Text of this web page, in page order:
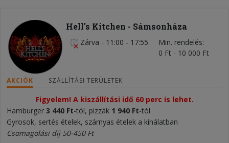
Hell's Kitchen - Sámsonháza
Zárva - 11:00 - 17:55
Min. rendelés
0 Ft - 10 000 Ft
AKCIÓK SZÁLLÍTÁSI TERÜLETEK
Figyelem! A kiszállítási idő 60 perc is lehet.
Hamburger 3 440 Ft-tól, pizzák 1 940 Ft-tól
Gyrosok, sertés ételek, szárnyas ételek a kínálatban
Csomagolási díj 50-450 Ft